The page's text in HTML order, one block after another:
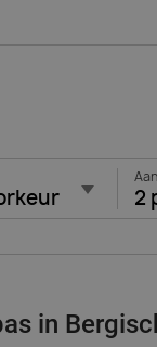
2
in